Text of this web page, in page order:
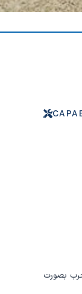
بصورت